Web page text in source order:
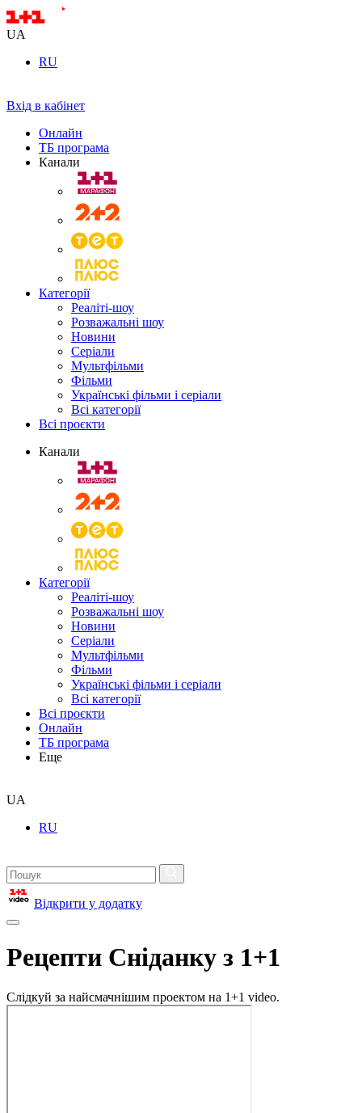
UA
RU
Вхід в кабінет
Онлайн
ТБ програма
Канали
Категорії
Реаліті-шоу
Розважальні шоу
Новини
Серіали
Мультфільми
Фільми
Українські фільми і серіали
Всі категорії
Всі проєкти
Канали
Категорії
Реаліті-шоу
Розважальні шоу
Новини
Серіали
Мультфільми
Фільми
Українські фільми і серіали
Всі категорії
Всі проєкти
Онлайн
ТБ програма
Еще
UA
RU
Відкрити у додатку
Рецепти Сніданку з 1+1
Слідкуй за найсмачнішим проектом на 1+1 video.